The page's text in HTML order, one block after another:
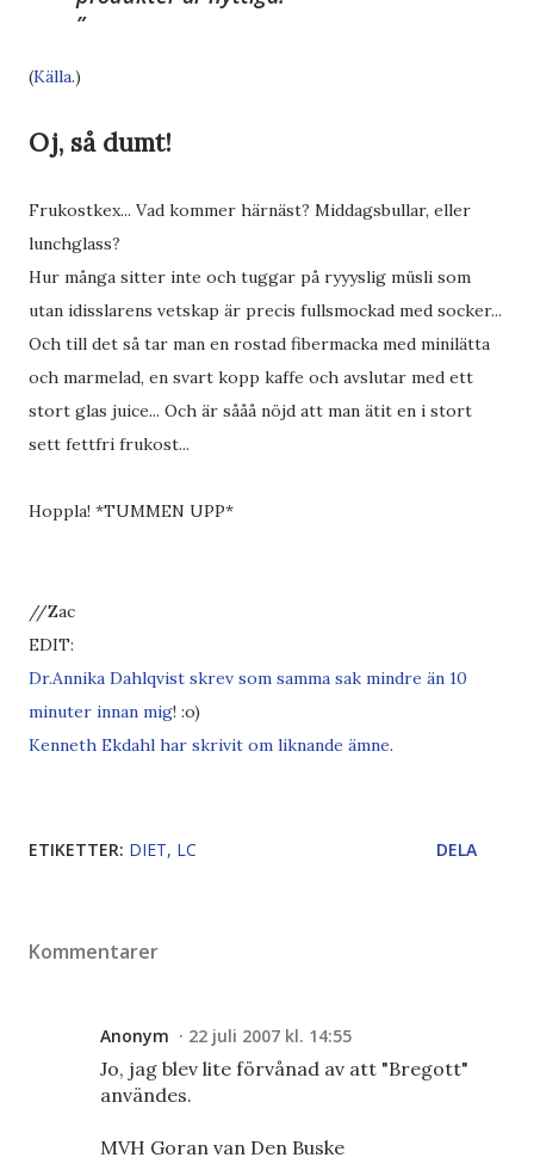
(Källa.)
Oj, så dumt!
Frukostkex... Vad kommer härnäst? Middagsbullar, eller
lunchglass?
Hur många sitter inte och tuggar på ryyyslig müsli som
utan idisslarens vetskap är precis fullsmockad med socker...
Och till det så tar man en rostad fibermacka med minilätta
och marmelad, en svart kopp kaffe och avslutar med ett
stort glas juice... Och är sååå nöjd att man ätit en i stort
sett fettfri frukost...
Hoppla! *TUMMEN UPP*
//Zac
EDIT:
Dr.Annika Dahlqvist skrev som samma sak mindre än 10
minuter innan mig! :o)
Kenneth Ekdahl har skrivit om liknande ämne.
ETIKETTER: DIET LC DELA
Kommentarer
Anonym 22 juli 2007 kl. 14:55
Jo, jag blev lite förvånad av att "Bregott"
användes.
MVH Goran van Den Buske